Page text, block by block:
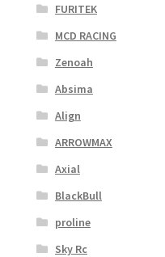
FURITEK
MCD RACING
Zenoah
Absima
Align
ARROWMAX
Axial
BlackBull
proline
Sky Rc